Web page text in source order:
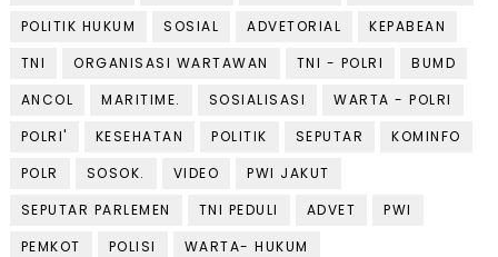
POLITIK HUKUM
SOSIAL ADVETORIAL
KEPABEAN
TNI
ORGANISASI WARTAWAN TNI - POLRI
BUMD
ANCOL
MARITIME. SOSIALISASI
WARTA - POLRI
POLRI'
KESEHATAN POLITIK SEPUTAR
KOMINFO
POLR
SOSOK. VIDEO
PWI JAKUT
SEPUTAR PARLEMEN
TNI PEDULI ADVET
PWI
PEMKOT
POLISI
WARTA- HUKUM